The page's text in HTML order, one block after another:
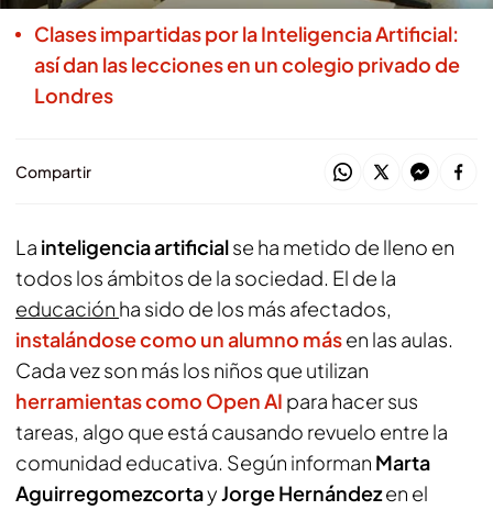
Clases impartidas por la Inteligencia Artificial:
así dan las lecciones en un colegio privado de
Londres
Compartir
La inteligencia artificialse ha metido de lleno en
todos los ámbitos de la sociedad. El de la
educación ha sido de los más afectados,
instalándose como un alumno másen las aulas.
Cada vez son más los niños que utilizan
herramientas como Open AI para hacer sus
tareas, algo que está causando revuelo entre la
comunidad educativa. Según informan Marta
AguirregomezcortayJorge Hernándezen el